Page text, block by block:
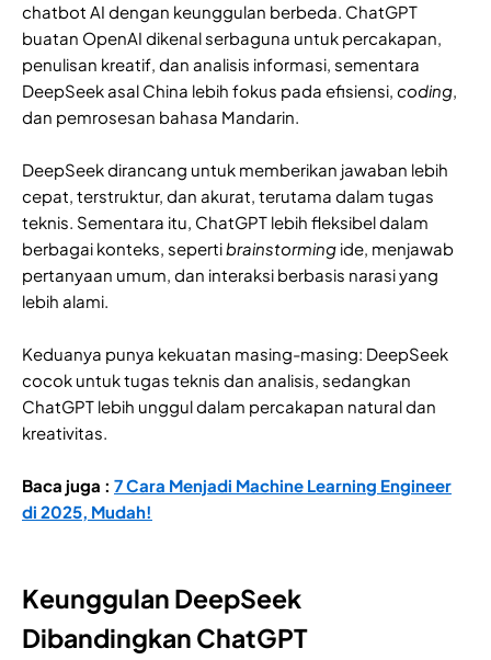
chatbot AI dengan keunggulan berbeda. ChatGPT
buatan OpenAI dikenal serbaguna untuk percakapan,
penulisan kreatif, dan analisis informasi, sementara
DeepSeek asal China lebih fokus pada efisiensi, coding,
dan pemrosesan bahasa Mandarin.
DeepSeek dirancang untuk memberikan jawaban lebih
cepat, terstruktur, dan akurat, terutama dalam tugas
teknis. Sementara itu, ChatGPT lebih fleksibel dalam
berbagai konteks, sepertibrainstorming ide, menjawab
pertanyaan umum, dan interaksi berbasis narasi yang
lebih alami.
Keduanya punya kekuatan masing-masing: DeepSeek
cocok untuk tugas teknis dan analisis, sedangkan
ChatGPT lebih unggul dalam percakapan natural dan
kreativitas.
Baca juga : 7 Cara Menjadi Machine Learning Engineer
di 2025, Mudah!
Keunggulan DeepSeek
Dibandingkan ChatGPT